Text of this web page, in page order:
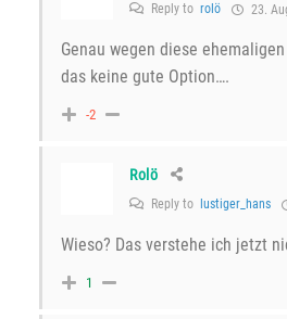
Reply to rolö 23.
Genau wegen diese
das keine gute Option….
-2
Rolö
Reply to lustiger_hans
Wieso? Das verstehe ich jetzt
1